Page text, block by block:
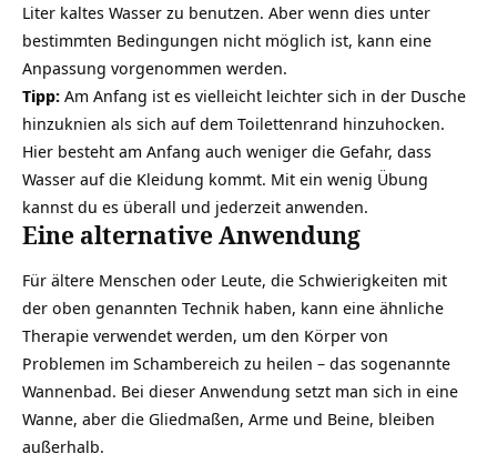
Liter kaltes Wasser zu benutzen. Aber wenn dies unter
bestimmten Bedingungen nicht möglich ist, kann eine
Anpassung vorgenommen werden.
Tipp: Am Anfang ist es vielleicht leichter sich in der Dusche
hinzuknien als sich auf dem Toilettenrand hinzuhocken.
Hier besteht am Anfang auch weniger die Gefahr, dass
Wasser auf die Kleidung kommt. Mit ein wenig Übung
kannst du es überall und jederzeit anwenden.
Eine alternative Anwendung
Für ältere Menschen oder Leute, die Schwierigkeiten mit
der oben genannten Technik haben, kann eine ähnliche
Therapie verwendet werden, um den Körper von
Problemen im Schambereich zu heilen – das sogenannte
Wannenbad. Bei dieser Anwendung setzt man sich in eine
Wanne, aber die Gliedmaßen, Arme und Beine, bleiben
außerhalb.